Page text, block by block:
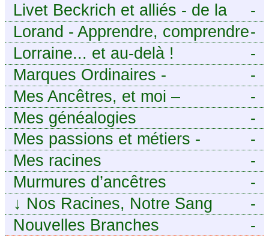
-
Livet Beckrich et alliés - de la
généalogie à l’écriture.
-
Lorand - Apprendre, comprendre
et transmettre pour exister.
(Descartes)
-
Lorraine... et au-delà !
-
Marques Ordinaires -
Généalogie de Moselle et
d’ailleurs
-
Mes Ancêtres, et moi –
Découvrez mes aïeux en Ille-et-
Vilaine et ailleurs
-
Mes généalogies
-
Mes passions et métiers -
Généalogie et Tir à l’Arc
-
Mes racines
-
Murmures d’ancêtres
-
↓ Nos Racines, Notre Sang
-
Nouvelles Branches